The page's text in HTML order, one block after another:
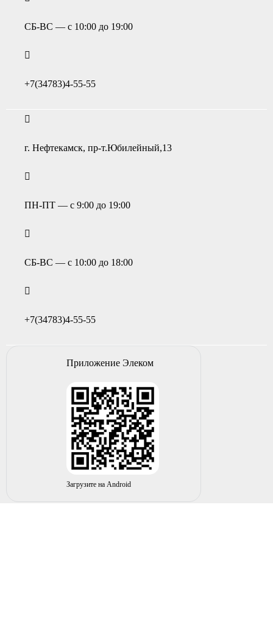
СБ-ВС — с 10:00 до 19:00
+7(34783)4-55-55
г. Нефтекамск, пр-т.Юбилейный,13
ПН-ПТ — с 9:00 до 19:00
СБ-ВС — с 10:00 до 18:00
+7(34783)4-55-55
Приложение Элеком
Загрузите на Android